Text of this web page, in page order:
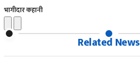
भागीदार कहानी
Related News